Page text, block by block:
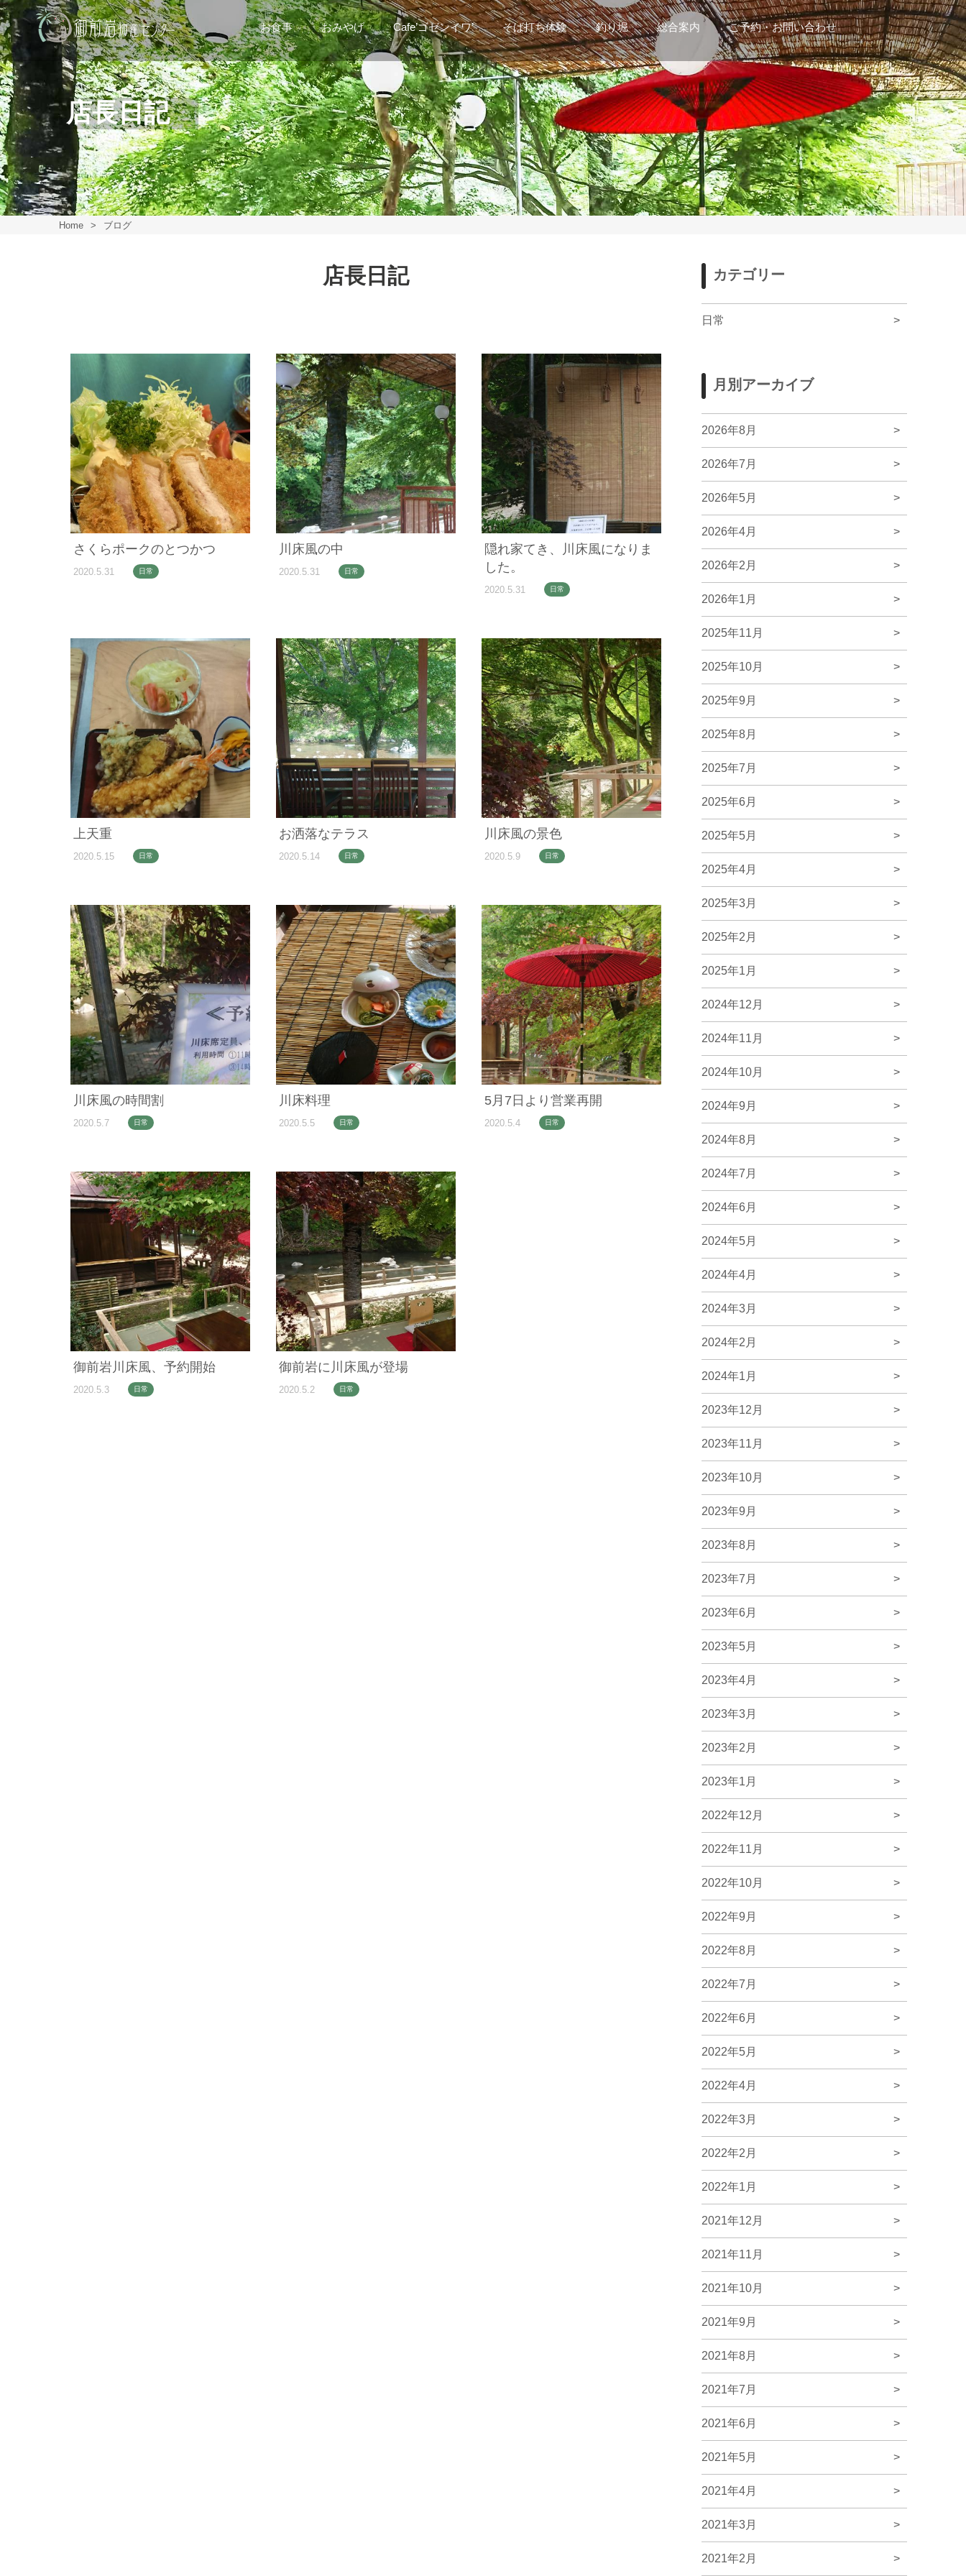
お食事 おみやげ Cafe’ゴゼンイワ’ そば打ち体験 釣り堀 総合案内 ご予約・お問い合わせ
店長日記
Home > ブログ
店長日記
さくらポークのとつかつ
2020.5.31 日常
川床風の中
2020.5.31 日常
隠れ家てき、川床風になりま
した。
2020.5.31 日常
上天重
2020.5.15 日常
お洒落なテラス
2020.5.14 日常
川床風の景色
2020.5.9 日常
川床風の時間割
2020.5.7 日常
川床料理
2020.5.5 日常
5月7日より営業再開
2020.5.4 日常
御前岩川床風、予約開始
2020.5.3 日常
御前岩に川床風が登場
2020.5.2 日常
カテゴリー
日常 >
月別アーカイブ
2026年8月 >
2026年7月 >
2026年5月 >
2026年4月 >
2026年2月 >
2026年1月 >
2025年11月 >
2025年10月 >
2025年9月 >
2025年8月 >
2025年7月 >
2025年6月 >
2025年5月 >
2025年4月 >
2025年3月 >
2025年2月 >
2025年1月 >
2024年12月 >
2024年11月 >
2024年10月 >
2024年9月 >
2024年8月 >
2024年7月 >
2024年6月 >
2024年5月 >
2024年4月 >
2024年3月 >
2024年2月 >
2024年1月 >
2023年12月 >
2023年11月 >
2023年10月 >
2023年9月 >
2023年8月 >
2023年7月 >
2023年6月 >
2023年5月 >
2023年4月 >
2023年3月 >
2023年2月 >
2023年1月 >
2022年12月 >
2022年11月 >
2022年10月 >
2022年9月 >
2022年8月 >
2022年7月 >
2022年6月 >
2022年5月 >
2022年4月 >
2022年3月 >
2022年2月 >
2022年1月 >
2021年12月 >
2021年11月 >
2021年10月 >
2021年9月 >
2021年8月 >
2021年7月 >
2021年6月 >
2021年5月 >
2021年4月 >
2021年3月 >
2021年2月 >